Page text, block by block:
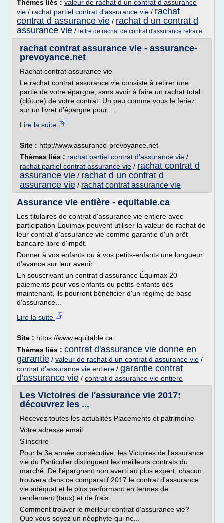
Thèmes liés : valeur de rachat d un contrat d assurance
vie / rachat partiel contrat d'assurance vie / rachat
contrat d assurance vie / rachat d un contrat d
assurance vie / lettre de rachat de contrat d'assurance retraite
rachat contrat assurance vie - assurance-
prevoyance.net
Rachat contrat assurance vie
Le rachat contrat assurance vie consiste à retirer une
partie de votre épargne, sans avoir à faire un rachat total
(clôture) de votre contrat. Un peu comme vous le feriez
sur un livret d'épargne pour...
Lire la suite
Site : http://www.assurance-prevoyance.net
Thèmes liés : rachat partiel contrat d'assurance vie /
rachat partiel contrat assurance vie / rachat contrat d
assurance vie / rachat d un contrat d
assurance vie / rachat contrat assurance vie
Assurance vie entière - equitable.ca
Les titulaires de contrat d'assurance vie entière avec
participation Équimax peuvent utiliser la valeur de rachat de
leur contrat d'assurance vie comme garantie d'un prêt
bancaire libre d'impôt.
Donner à vos enfants ou à vos petits-enfants une longueur
d'avance sur leur avenir
En souscrivant un contrat d'assurance Équimax 20
paiements pour vos enfants ou petits-enfants dès
maintenant, ils pourront bénéficier d'un régime de base
d'assurance...
Lire la suite
Site : https://www.equitable.ca
Thèmes liés : contrat d'assurance vie donne en
garantie / valeur de rachat d un contrat d assurance vie /
contrat d'assurance vie entiere / garantie contrat
d'assurance vie / contrat d assurance vie entiere
Les Victoires de l'assurance vie 2017:
découvrez les ...
Recevez toutes les actualités Placements et patrimoine
Votre adresse email
S'inscrire
Pour la 3e année consécutive, les Victoires de l'assurance
vie du Particulier distinguent les meilleurs contrats du
marché. De l'épargnant non averti au plus expert, chacun
trouvera dans ce comparatif 2017 le contrat d'assurance
vie adéquat et le plus performant en termes de
rendement (taux) et de frais.
Comment trouver le meilleur contrat d'assurance vie?
Que vous soyez un néophyte qui ne...